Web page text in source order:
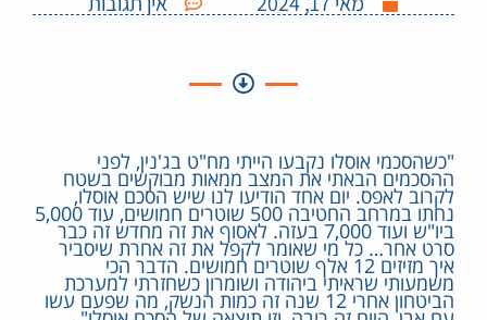
‏"כשהסכמי אוסלו נקבעו הייתי מח"ט בג'נין, לפני
ההסכמים הבאתי את המצב ממאות מבוקשים בשטח
לקרוב לאפס. יום אחד הודיעו לנו שיש הסכם אוסלו,
נחתו במרחב החטיבה 500 שוטרים חמושים, עוד 5,000
ביו"ש ועוד 7,000 בעזה. לאסוף את זה מחדש זה כבר
סרט אחר… כל מי שאומר לקפל את זה אחרת שיסביר
איך מזיזים 12 אלף שוטרים חמושים. הדבר הכי
משמעותי שראיתי ביהודה ושומרון כשחזרתי למערכת
הביטחון אחרי 12 שנה זה כמות הנשק, מה שפעם עשו